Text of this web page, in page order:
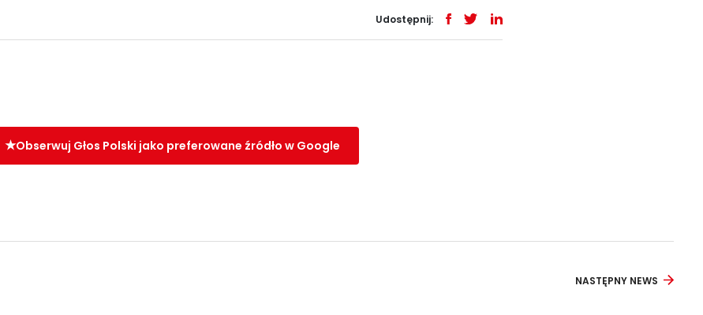
Udostępnij:
Obserwuj Głos Polski jako preferowane źródło w Google
NASTĘPNY NEWS